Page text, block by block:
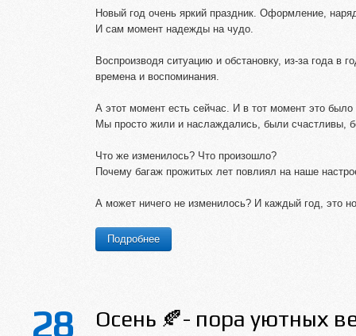
Новый год очень яркий праздник. Оформление,
И сам момент надежды на чудо.
Воспроизводя ситуацию и обстановку, из-за года в
времена и воспоминания.
А этот момент есть сейчас. И в тот момент это
Мы просто жили и наслаждались, были счастливы,
Что же изменилось? Что произошло?
Почему багаж прожитых лет повлиял на наше
А может ничего не изменилось? И каждый год, это
Подробнее
28 Осень 🍂- пора уютных